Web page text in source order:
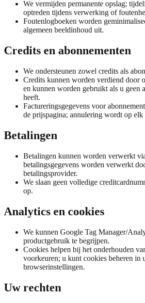
We vermijden permanente opslag;
optreden tijdens verwerking of
Foutenlogboeken worden
algemeen beeldinhoud uit.
Credits en abonnementen
We ondersteunen zowel credits als
Credits kunnen worden verdiend door
en kunnen worden gebruikt als u geen
heeft.
Factureringsgegevens voor
de prijspagina; annulering wordt op elk
Betalingen
Betalingen kunnen worden verwerkt
betalingsgegevens worden verwerkt
betalingsprovider.
We slaan geen volledige
op.
Analytics en cookies
We kunnen Google Tag Manager/
productgebruik te begrijpen.
Cookies helpen bij het onderhouden
voorkeuren; u kunt cookies beheren in
browserinstellingen.
Uw rechten